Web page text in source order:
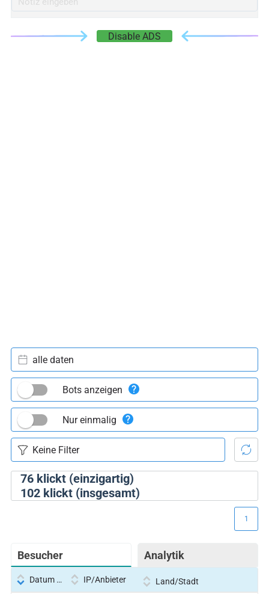
Disable ADS
76klickt (einzigartig)
102klickt (insgesamt)
alle daten
Bots anzeigen
Nur einmalig
Besucher Analytik
1
Datum und Uhrzeit IP/Anbieter Land/Stadt